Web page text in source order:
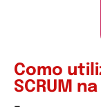
Como
SCRUM